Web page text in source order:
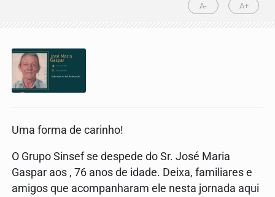
A- A+
Uma forma de carinho!
O Grupo Sinsef se despede do Sr. José Maria
Gaspar aos , 76 anos de idade. Deixa, familiares e
amigos que acompanharam ele nesta jornada aqui